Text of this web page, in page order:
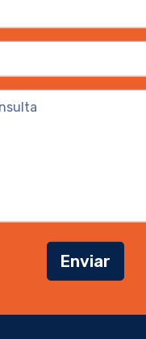
Enviar